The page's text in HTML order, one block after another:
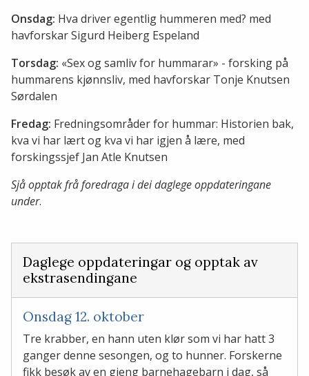
Onsdag: Hva driver egentlig hummeren med? med
havforskar Sigurd Heiberg Espeland
Torsdag: «Sex og samliv for hummarar» - forsking på
hummarens kjønnsliv, med havforskar Tonje Knutsen
Sørdalen
Fredag: Fredningsområder for hummar: Historien bak,
kva vi har lært og kva vi har igjen å lære, med
forskingssjef Jan Atle Knutsen
Sjå opptak frå foredraga i dei daglege oppdateringane
under.
Daglege oppdateringar og opptak av
ekstrasendingane
Onsdag 12. oktober
Tre krabber, en hann uten klør som vi har hatt 3
ganger denne sesongen, og to hunner. Forskerne
fikk besøk av en gjeng barnehagebarn i dag, så